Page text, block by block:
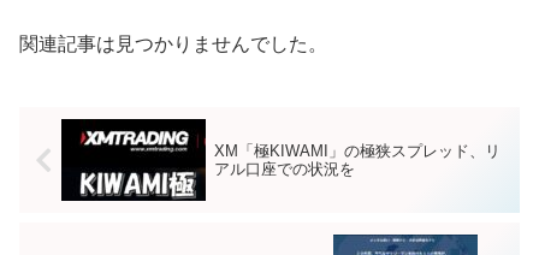
関連記事は見つかりませんでした。
XM「極KIWAMI」の極狭スプレッド、リ
アル口座での状況を